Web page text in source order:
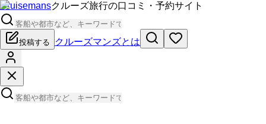
Cruisemansクルーズ旅行の口コミ・予約サイト
投稿する クルーズマンズとは